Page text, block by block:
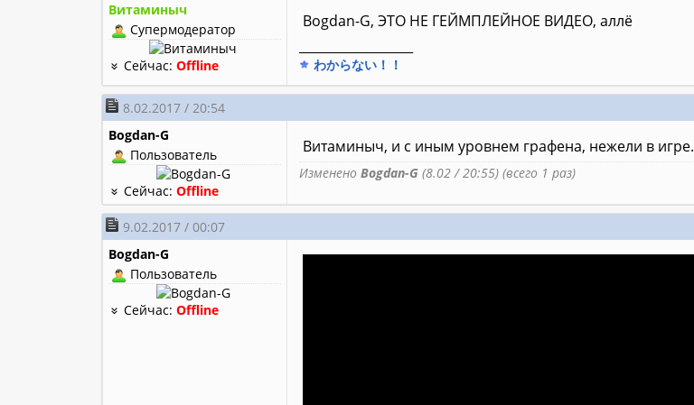
Витаминыч
Супермодератор
Сейчас:Offline
Bogdan-G, ЭТО НЕ ГЕЙМПЛЕЙНОЕ ВИДЕО, аллё
わからない！！
8.02.2017 / 20:54
Bogdan-G
Пользователь
Сейчас:Offline
Витаминыч, и с иным уровнем графена, нежели в игре.
Изменено Bogdan-G (8.02 / 20:55) (всего 1 раз)
9.02.2017 / 00:07
Bogdan-G
Пользователь
Сейчас:Offline